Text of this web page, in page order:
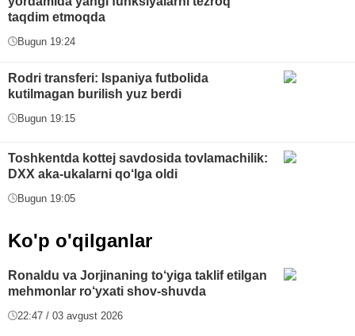
taqdim etmoqda
Bugun 19:24
Rodri transferi: Ispaniya futbolida
kutilmagan burilish yuz berdi
Bugun 19:15
Toshkentda kottej savdosida tovlamachilik:
DXX aka-ukalarni qo‘lga oldi
Bugun 19:05
Ko'p o'qilganlar
Ronaldu va Jorjinaning to‘yiga taklif etilgan
mehmonlar ro‘yxati shov-shuvda
22:47 / 03 avgust 2026